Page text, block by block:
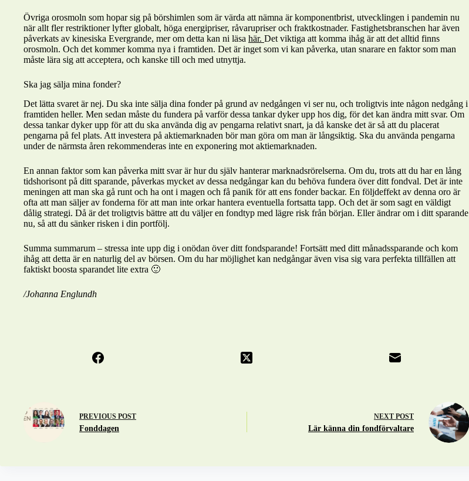
Övriga orosmoln som hopar sig på börshimlen som är värda att nämna är komponentbrist, utvecklingen i pandemin nu
när allt fler restriktioner lyfter globalt, höga energipriser, råvarupriser och fraktkostnader. Fastighetsbranschen har även
påverkats av kinesiska Evergrande, mer om detta kan ni läsa här. Det viktiga att komma ihåg är att det alltid finns
orosmoln. Och det kommer komma nya i framtiden. Det är inget som vi kan påverka, utan snarare en faktor som man
måste lära sig att acceptera, och kanske till och med utnyttja.
Ska jag sälja mina fonder?
Det lätta svaret är nej. Du ska inte sälja dina fonder på grund av nedgången vi ser nu, och troligtvis inte någon nedgång i
framtiden heller. Men sedan måste du fundera på varför dessa tankar dyker upp hos dig, för det kan ändra mitt svar. Om
dessa tankar dyker upp för att du ska använda dig av pengarna relativt snart, ja då kanske det är så att du placerat
pengarna på fel plats. Att investera på aktiemarknaden bör man göra om man är långsiktig. Ska du använda pengarna
under de närmsta åren rekommenderas inte en exponering mot aktiemarknaden.
En annan faktor som kan påverka mitt svar är hur du själv hanterar marknadsrörelserna. Om du, trots att du har en lång
tidshorisont på ditt sparande, påverkas mycket av dessa nedgångar kan du behöva fundera över ditt fondval. Det är inte
meningen att man ska gå runt och ha ont i magen och få panik för att ens fonder backar. En följdeffekt av denna oro är
ofta att man säljer av fonderna för att man inte orkar hantera eventuella fortsatta tapp. Och det är som sagt en väldigt
dålig strategi. Då är det troligtvis bättre att du väljer en fondtyp med lägre risk från början. Eller ändrar om i ditt sparande
nu, så att du sänker risken i din portfölj.
Summa summarum – stressa inte upp dig i onödan över ditt fondsparande! Fortsätt med ditt månadssparande och kom
ihåg att detta är en naturlig del av börsen. Om du har möjlighet kan nedgångar även visa sig vara perfekta tillfällen att
faktiskt boosta sparandet lite extra 🙂
/Johanna Englundh
PREVIOUS POST
Fonddagen
NEXT POST
Lär känna din fondförvaltare